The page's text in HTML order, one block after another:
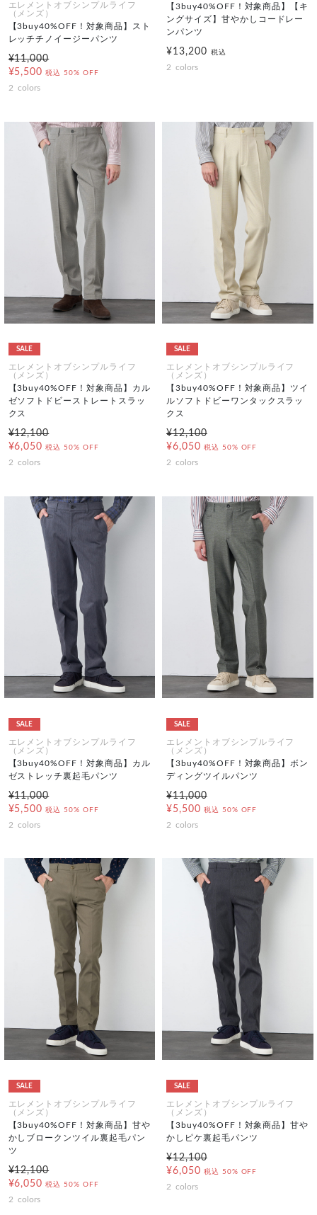
エレメントオブシンプルライフ
（メンズ）
【3buy40%OFF！対象商品】スト
レッチチノイージーパンツ
¥11,000
¥5,500 税込 50% OFF
2 colors
【3buy40%OFF！対象商品】【キ
ングサイズ】甘やかしコードレー
ンパンツ
¥13,200 税込
2 colors
SALE
エレメントオブシンプルライフ
（メンズ）
【3buy40%OFF！対象商品】カル
ゼソフトドビーストレートスラッ
クス
¥12,100
¥6,050 税込 50% OFF
2 colors
SALE
エレメントオブシンプルライフ
（メンズ）
【3buy40%OFF！対象商品】ツイ
ルソフトドビーワンタックスラッ
クス
¥12,100
¥6,050 税込 50% OFF
2 colors
SALE
エレメントオブシンプルライフ
（メンズ）
【3buy40%OFF！対象商品】カル
ゼストレッチ裏起毛パンツ
¥11,000
¥5,500 税込 50% OFF
2 colors
SALE
エレメントオブシンプルライフ
（メンズ）
【3buy40%OFF！対象商品】ボン
ディングツイルパンツ
¥11,000
¥5,500 税込 50% OFF
2 colors
SALE
エレメントオブシンプルライフ
（メンズ）
【3buy40%OFF！対象商品】甘や
かしブロークンツイル裏起毛パン
ツ
¥12,100
¥6,050 税込 50% OFF
2 colors
SALE
エレメントオブシンプルライフ
（メンズ）
【3buy40%OFF！対象商品】甘や
かしピケ裏起毛パンツ
¥12,100
¥6,050 税込 50% OFF
2 colors